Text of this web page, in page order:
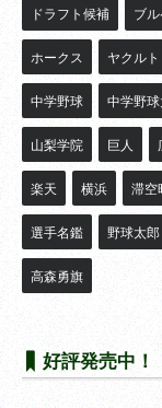
ドラフト候補 ブ
ホークス ヤクルト
中学野球 中学野
山梨学院 巨人
楽天 横浜 滞空
選手名鑑 野球太郎
高森勇旗
好評発売中！